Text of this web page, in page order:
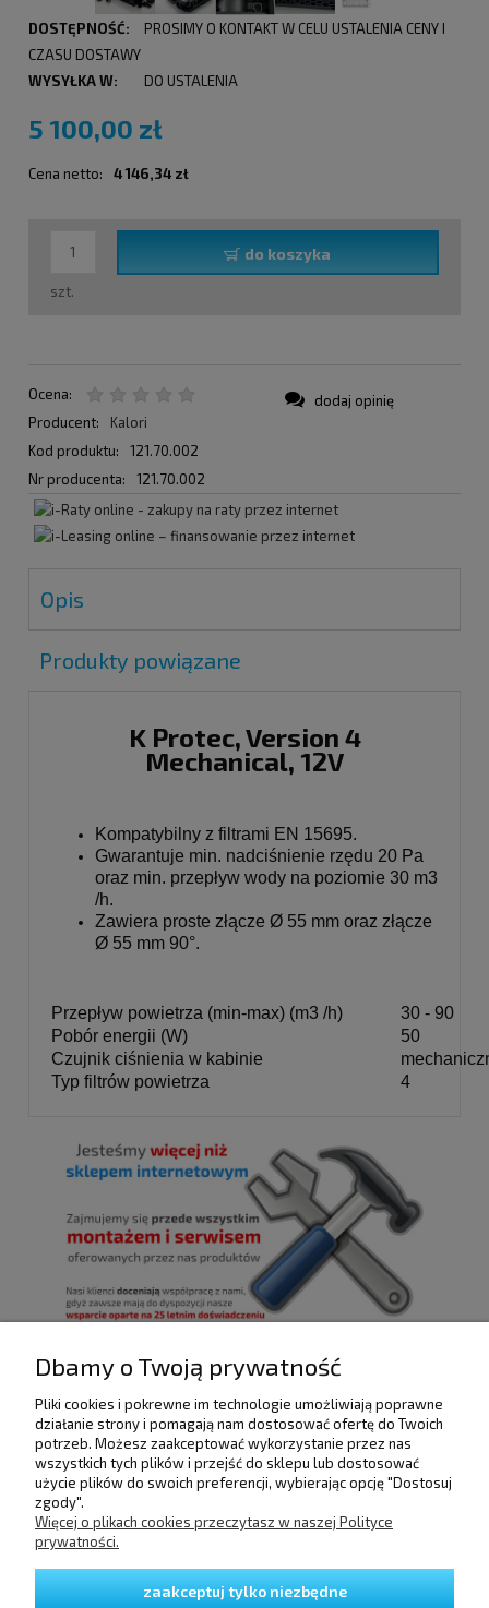
DOSTĘPNOŚĆ:
PROSIMY O KONTAKT W CELU USTALENIA CENY I
CZASU DOSTAWY
WYSYŁKA W:
DO USTALENIA
5 100,00 zł
Cena netto: 4 146,34 zł
szt.
do koszyka
Ocena:
Producent:
Kalori
Kod produktu:
121.70.002
Nr producenta:
121.70.002
dodaj opinię
Opis
Produkty powiązane
K Protec, Version 4
Mechanical, 12V
Kompatybilny z filtrami EN 15695.
Gwarantuje min. nadciśnienie rzędu 20 Pa
oraz min. przepływ wody na poziomie 30 m3
/h.
Zawiera proste złącze Ø 55 mm oraz złącze
Ø 55 mm 90°.
Przepływ powietrza (min-max) (m3 /h)
30 - 90
Pobór energii (W)
50
Czujnik ciśnienia w kabinie
Typ filtrów powietrza
4
POMOC
DOSTAWA I PŁATNOŚCI
Dbamy o Twoją prywatność
Pliki cookies i pokrewne im technologie umożliwiają poprawne
działanie strony i pomagają nam dostosować ofertę do Twoich
potrzeb. Możesz zaakceptować wykorzystanie przez nas
wszystkich tych plików i przejść do sklepu lub dostosować
użycie plików do swoich preferencji, wybierając opcję "Dostosuj
zgody".
Więcej o plikach cookies przeczytasz w naszej Polityce
prywatności.
zaakceptuj tylko niezbędne